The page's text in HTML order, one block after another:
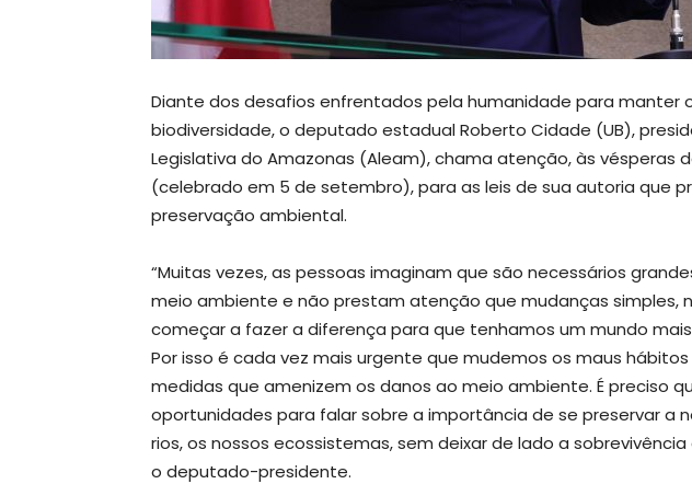
Diante dos desafios enfrentados pela humanidade para manter
biodiversidade, o deputado estadual Roberto Cidade (UB),
Legislativa do Amazonas (Aleam), chama atenção, às vésperas
(celebrado em 5 de setembro), para as leis de sua autoria que
preservação ambiental.
“Muitas vezes, as pessoas imaginam que são necessários
meio ambiente e não prestam atenção que mudanças simples,
começar a fazer a diferença para que tenhamos um mundo
Por isso é cada vez mais urgente que mudemos os maus
medidas que amenizem os danos ao meio ambiente. É preciso
oportunidades para falar sobre a importância de se preservar a
rios, os nossos ecossistemas, sem deixar de lado a
o deputado-presidente.